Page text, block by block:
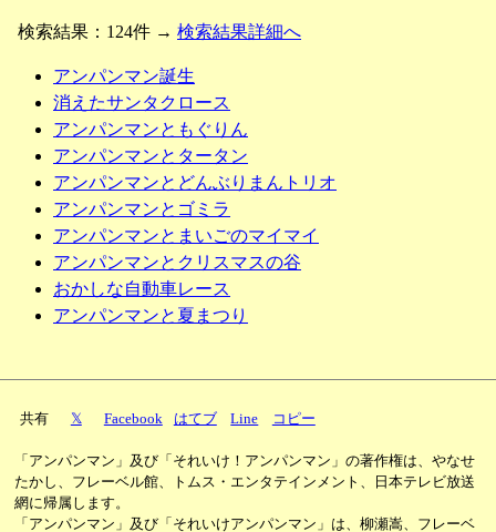
検索結果：124件 → 検索結果詳細へ
アンパンマン誕生
消えたサンタクロース
アンパンマンともぐりん
アンパンマンとタータン
アンパンマンとどんぶりまんトリオ
アンパンマンとゴミラ
アンパンマンとまいごのマイマイ
アンパンマンとクリスマスの谷
おかしな自動車レース
アンパンマンと夏まつり
共有 𝕏 Facebook はてブ Line コピー
「アンパンマン」及び「それいけ！アンパンマン」の著作権は、やなせ
たかし、フレーベル館、トムス・エンタテインメント、日本テレビ放送
網に帰属します。
「アンパンマン」及び「それいけアンパンマン」は、柳瀬嵩、フレーベ